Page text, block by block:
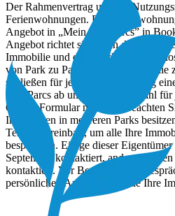
Der Rahmenvertrag und die
Ferienwohnungen. Pro
Angebot in „Mein EuroParcs” in
Angebot richtet sich nach dem
Immobilie und den
von Park zu Park und von Immobilie
schließen für jede Ferienwohnung
EuroParcs ab und teilen Ihre Wahl
Online-Formular mit. Bitte beachten
Immobilien in mehreren Parks
Termin vereinbart, um alle Ihre
besprechen. Einige dieser
September kontaktiert, andere
kontaktiert. Vor Beginn dieses
persönlichen Angebote für alle Ihre